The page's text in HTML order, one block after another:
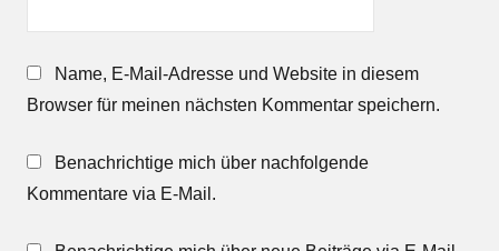
Name, E-Mail-Adresse und Website in diesem
Browser für meinen nächsten Kommentar speichern.
Benachrichtige mich über nachfolgende
Kommentare via E-Mail.